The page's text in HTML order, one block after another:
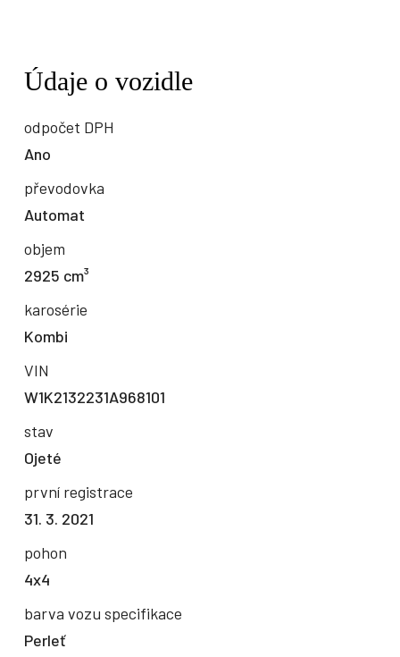
Údaje o vozidle
odpočet DPH
Ano
převodovka
Automat
objem
2925 cm³
karosérie
Kombi
VIN
W1K2132231A968101
stav
Ojeté
první registrace
31. 3. 2021
pohon
4x4
barva vozu specifikace
Perleť